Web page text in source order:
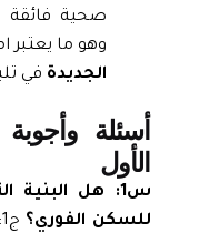
صحية فائقة
وهو ما يعتبر
الجديدةفي تلبية
الأول
س1: هل البنية
للسكن الفوري؟
ج1: